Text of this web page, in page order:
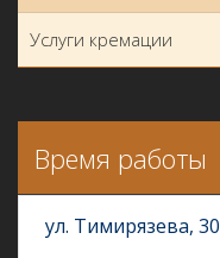
Услуги кремации
Время работы
ул. Тимирязева, 30